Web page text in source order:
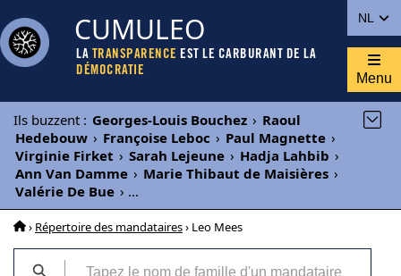
NL
CUMULEO
LA TRANSPARENCE EST LE CARBURANT DE LA
DÉMOCRATIE
Menu
Ils buzzent : Georges-Louis Bouchez › Raoul
Hedebouw › Françoise Leboc › Paul Magnette ›
Virginie Firket › Sarah Lejeune › Hadja Lahbib ›
Ann Van Damme › Marie Thibaut de Maisières ›
Valérie De Bue › ...
› Répertoire des mandataires› Leo Mees